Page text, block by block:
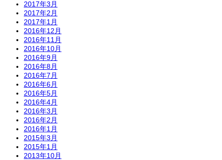
2017年3月
2017年2月
2017年1月
2016年12月
2016年11月
2016年10月
2016年9月
2016年8月
2016年7月
2016年6月
2016年5月
2016年4月
2016年3月
2016年2月
2016年1月
2015年3月
2015年1月
2013年10月